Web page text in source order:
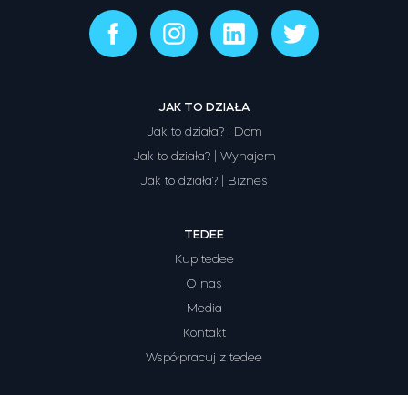
JAK TO DZIAŁA
Jak to działa? | Dom
Jak to działa? | Wynajem
Jak to działa? | Biznes
TEDEE
Kup tedee
O nas
Media
Kontakt
Współpracuj z tedee